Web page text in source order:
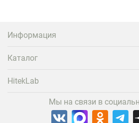
Информация
Каталог
HitekLab
Мы на связи в